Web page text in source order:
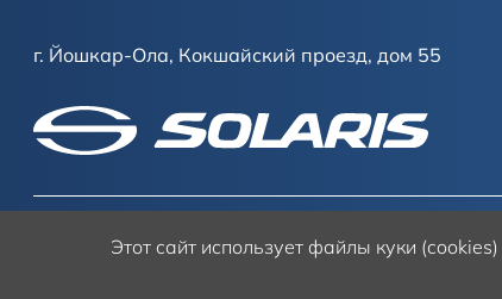
г. Йошкар-Ола, Кокшайский проезд, дом 55
Условия использования сайта
Этот сайт использует файлы куки